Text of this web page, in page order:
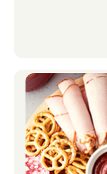
eine
Quelle
zwei